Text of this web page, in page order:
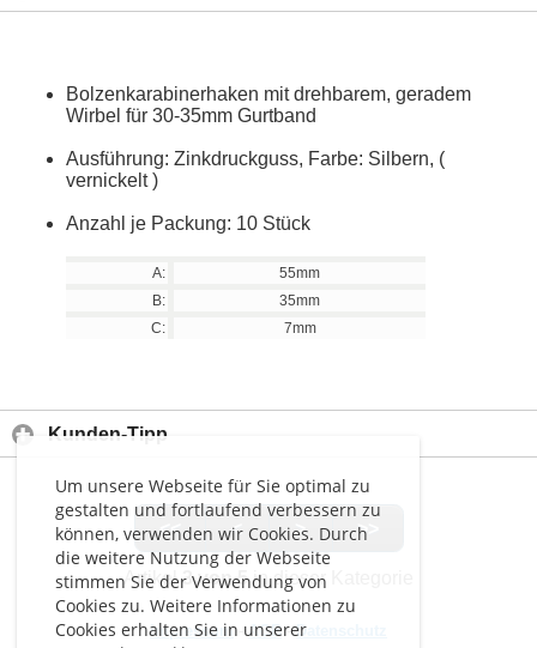
Um unsere Webseite für Sie optimal zu
gestalten und fortlaufend verbessern zu
können, verwenden wir Cookies. Durch
die weitere Nutzung der Webseite
stimmen Sie der Verwendung von
Cookies zu. Weitere Informationen zu
Cookies erhalten Sie in unserer
Bolzenkarabinerhaken mit drehbarem, geradem
Wirbel für 30-35mm Gurtband
Ausführung: Zinkdruckguss, Farbe: Silbern, (
vernickelt )
Anzahl je Packung: 10 Stück
A:
55mm
B:
35mm
C:
7mm
Kunden-Tipp
<< < > >>
Artikel3 von 5in dieser Kategorie
Impressum-AGB-Datenschutz